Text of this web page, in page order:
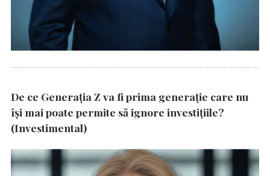
De ce Generația Z va fi prima generație care nu
își mai poate permite să ignore investițiile?
(Investimental)